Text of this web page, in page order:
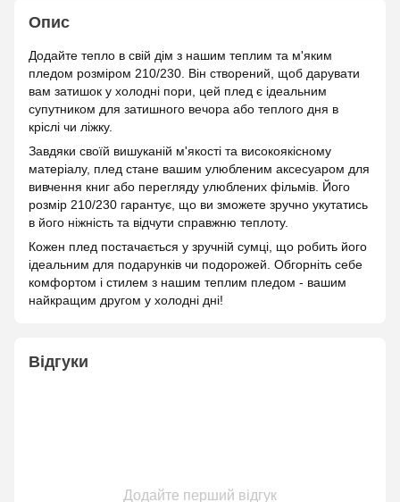
Опис
Додайте тепло в свій дім з нашим теплим та м'яким
пледом розміром 210/230. Він створений, щоб дарувати
вам затишок у холодні пори, цей плед є ідеальним
супутником для затишного вечора або теплого дня в
кріслі чи ліжку.
Завдяки своїй вишуканій м'якості та високоякісному
матеріалу, плед стане вашим улюбленим аксесуаром для
вивчення книг або перегляду улюблених фільмів. Його
розмір 210/230 гарантує, що ви зможете зручно укутатись
в його ніжність та відчути справжню теплоту.
Кожен плед постачається у зручній сумці, що робить його
ідеальним для подарунків чи подорожей. Обгорніть себе
комфортом і стилем з нашим теплим пледом - вашим
найкращим другом у холодні дні!
Відгуки
Додайте перший відгук